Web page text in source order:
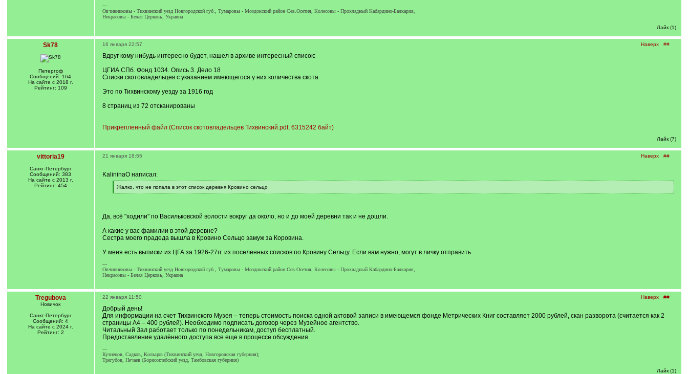
---
Овчинниковы - Тихвинский уезд Новгородской губ., Тумаровы - Моздокский район Сев.Осетия, Колесовы - Прохладный Кабардино-Балкария,
Некрасовы - Белая Церковь, Украина
Лайк (1)
Sk78
Петергоф
Сообщений: 164
На сайте с 2018 г.
Рейтинг: 109
Наверх ##
16 января 22:57
Вдруг кому нибудь интересно будет, нашел в архиве интересный список:
ЦГИА СПб. Фонд 1034. Опись 3. Дело 18
Списки скотовладельцев с указанием имеющегося у них количества скота
Это по Тихвинскому уезду за 1916 год
8 страниц из 72 отсканированы
Прикрепленный файл (Список скотовладельцев Тихвинский.pdf, 6315242 байт)
Лайк (7)
vittoria19
Санкт-Петербург
Сообщений: 383
На сайте с 2013 г.
Рейтинг: 454
Наверх ##
21 января 18:55
KalininaO написал:
[
q
Жалко, что не попала в этот список деревня Кровино сельцо
[
Да, всё "ходили" по Васильковской волости вокруг да около, но и до моей деревни так и не дошли.
А какие у вас фамилии в этой деревне?
Сестра моего прадеда вышла в Кровино Сельцо замуж за Коровина.
У меня есть выписки из ЦГА за 1926-27гг. из поселенных списков по Кровину Сельцу. Если вам нужно, могут в личку отправить
---
Овчинниковы - Тихвинский уезд Новгородской губ., Тумаровы - Моздокский район Сев.Осетия, Колесовы - Прохладный Кабардино-Балкария,
Некрасовы - Белая Церковь, Украина
Tregubova
Новичок
Санкт-Петербург
Сообщений: 4
На сайте с 2024 г.
Рейтинг: 2
Наверх ##
22 января 11:50
Добрый день!
Для информации на счет Тихвинского Музея – теперь стоимость поиска одной актовой записи в имеющемся фонде Метрических Книг составляет 2000 рублей, скан разворота (считается как 2
страницы А4 – 400 рублей). Необходимо подписать договор через Музейное агентство.
Читальный Зал работает только по понедельникам, доступ бесплатный.
Предоставление удалённого доступа все еще в процессе обсуждения.
---
Кузнецов, Садков, Кольцов (Тихвинский уезд, Новгородская губерния);
Трегубов, Нечаев (Борисоглебский уезд, Тамбовская губерния)
Лайк (1)